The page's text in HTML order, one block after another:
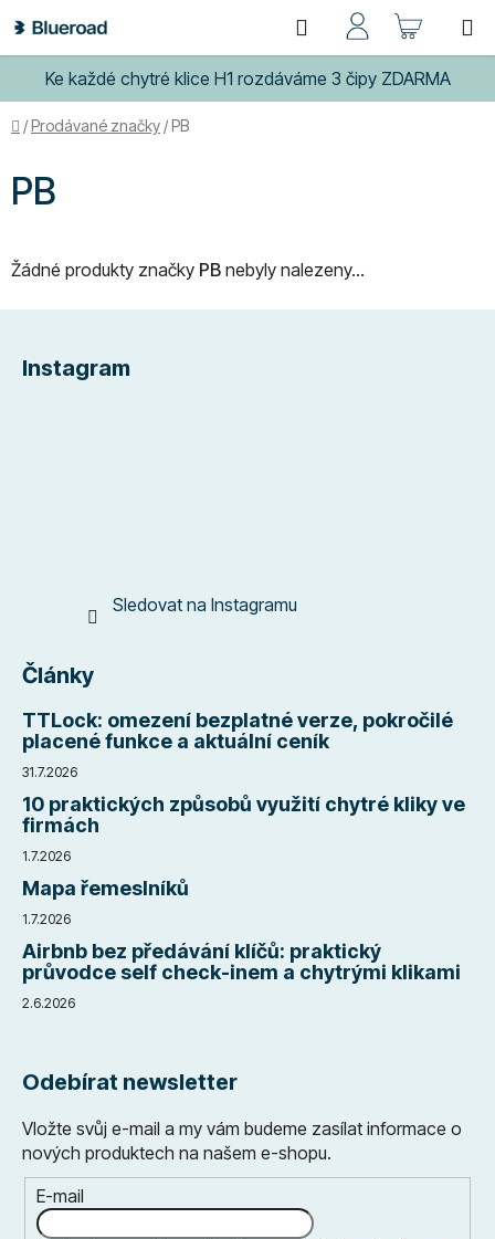
na
obsah
Ke každé chytré klice H1 rozdáváme 3 čipy ZDARMA
Hledat
KOŠÍK
Domů
/Prodávané značky /PB
PB
Žádné produkty značky PB nebyly nalezeny...
Instagram
Sledovat na Instagramu
Články
TTLock: omezení bezplatné verze, pokročilé
placené funkce a aktuální ceník
31.7.2026
10 praktických způsobů využití chytré kliky ve
firmách
1.7.2026
Mapa řemeslníků
1.7.2026
Airbnb bez předávání klíčů: praktický
průvodce self check-inem a chytrými klikami
2.6.2026
Odebírat newsletter
Vložte svůj e-mail a my vám budeme zasílat informace o
nových produktech na našem e-shopu.
E-mail